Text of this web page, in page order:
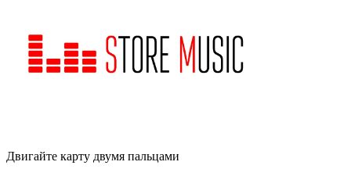
Двигайте карту двумя пальцами